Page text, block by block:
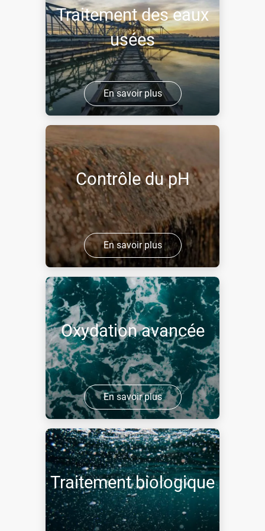
Traitement des eaux
usées
En savoir plus
Contrôle du pH
En savoir plus
Oxydation avancée
En savoir plus
Traitement biologique